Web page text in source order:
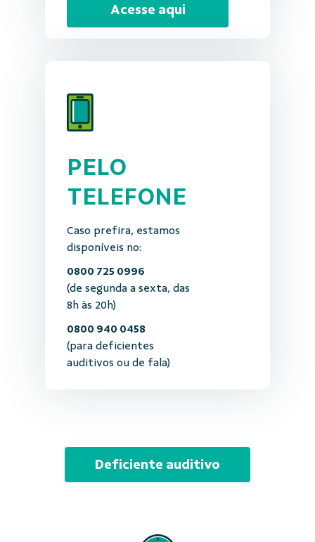
Acesse aqui
PELO
TELEFONE
Caso prefira, estamos
disponíveis no:
0800 725 0996
(de segunda a sexta, das
8h às 20h)
0800 940 0458
(para deficientes
auditivos ou de fala)
Deficiente auditivo